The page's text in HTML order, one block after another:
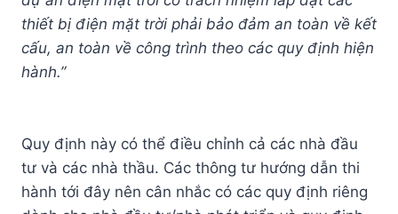
thiết bị điện mặt trời phải bảo đảm an toàn về kết
cấu, an toàn về công trình theo các quy định hiện
hành.”
Quy định này có thể điều chỉnh cả các nhà đầu
tư và các nhà thầu. Các thông tư hướng dẫn thi
hành tới đây nên cân nhắc có các quy định riêng